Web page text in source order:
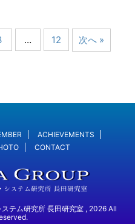
… 12 次へ »
ACHIEVEMENTS
CONTACT
テム研究所 長田研究室 , 2026 All